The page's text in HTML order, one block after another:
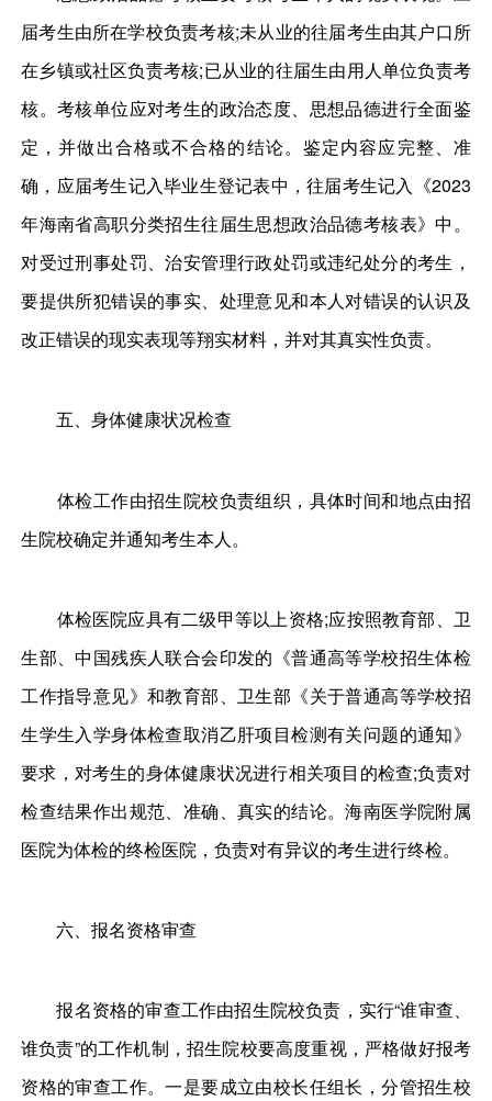
届考生由所在学校负责考核;未从业的往届考生由其户口所
在乡镇或社区负责考核;已从业的往届生由用人单位负责考
核。考核单位应对考生的政治态度、思想品德进行全面鉴
定，并做出合格或不合格的结论。鉴定内容应完整、准
确，应届考生记入毕业生登记表中，往届考生记入《2023
年海南省高职分类招生往届生思想政治品德考核表》中。
对受过刑事处罚、治安管理行政处罚或违纪处分的考生，
要提供所犯错误的事实、处理意见和本人对错误的认识及
改正错误的现实表现等翔实材料，并对其真实性负责。
五、身体健康状况检查
体检工作由招生院校负责组织，具体时间和地点由招
生院校确定并通知考生本人。
体检医院应具有二级甲等以上资格;应按照教育部、卫
生部、中国残疾人联合会印发的《普通高等学校招生体检
工作指导意见》和教育部、卫生部《关于普通高等学校招
生学生入学身体检查取消乙肝项目检测有关问题的通知》
要求，对考生的身体健康状况进行相关项目的检查;负责对
检查结果作出规范、准确、真实的结论。海南医学院附属
医院为体检的终检医院，负责对有异议的考生进行终检。
六、报名资格审查
报名资格的审查工作由招生院校负责，实行“谁审查、
谁负责”的工作机制，招生院校要高度重视，严格做好报考
资格的审查工作。一是要成立由校长任组长，分管招生校